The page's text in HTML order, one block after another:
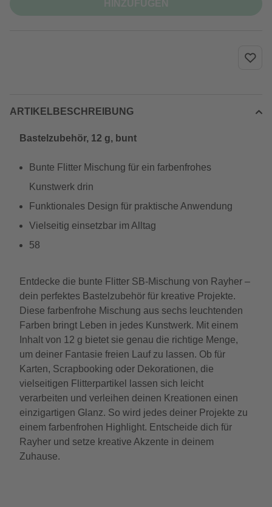
ARTIKELBESCHREIBUNG
Bastelzubehör, 12 g, bunt
Bunte Flitter Mischung für ein farbenfrohes
Kunstwerk drin
Funktionales Design für praktische Anwendung
Vielseitig einsetzbar im Alltag
58
Entdecke die bunte Flitter SB-Mischung von Rayher –
dein perfektes Bastelzubehör für kreative Projekte.
Diese farbenfrohe Mischung aus sechs leuchtenden
Farben bringt Leben in jedes Kunstwerk. Mit einem
Inhalt von 12 g bietet sie genau die richtige Menge,
um deiner Fantasie freien Lauf zu lassen. Ob für
Karten, Scrapbooking oder Dekorationen, die
vielseitigen Flitterpartikel lassen sich leicht
verarbeiten und verleihen deinen Kreationen einen
einzigartigen Glanz. So wird jedes deiner Projekte zu
einem farbenfrohen Highlight. Entscheide dich für
Rayher und setze kreative Akzente in deinem
Zuhause.